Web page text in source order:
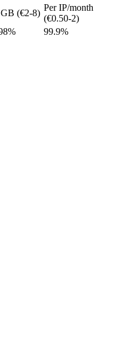
(€2-8)
Per IP/month
(€0.50-2)
99.9%